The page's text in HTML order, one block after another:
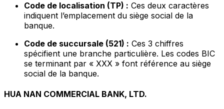
Code de localisation (TP) : Ces deux caractères
indiquent l’emplacement du siège social de la
banque.
Code de succursale (521) : Ces 3 chiffres
spécifient une branche particulière. Les codes BIC
se terminant par « XXX » font référence au siège
social de la banque.
HUA NAN COMMERCIAL BANK, LTD.